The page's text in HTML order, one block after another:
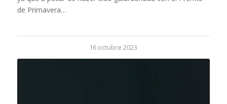
de Primavera…
16 octubre 2023